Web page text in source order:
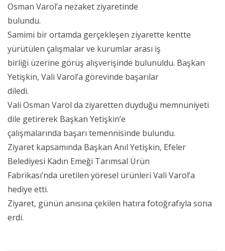
Osman Varol’a nezaket ziyaretinde
bulundu.
Samimi bir ortamda gerçekleşen ziyarette kentte
yürütülen çalışmalar ve kurumlar arası iş
birliği üzerine görüş alışverişinde bulunuldu. Başkan
Yetişkin, Vali Varol’a görevinde başarılar
diledi.
Vali Osman Varol da ziyaretten duyduğu memnuniyeti
dile getirerek Başkan Yetişkin’e
çalışmalarında başarı temennisinde bulundu.
Ziyaret kapsamında Başkan Anıl Yetişkin, Efeler
Belediyesi Kadın Emeği Tarımsal Ürün
Fabrikası’nda üretilen yöresel ürünleri Vali Varol’a
hediye etti.
Ziyaret, günün anısına çekilen hatıra fotoğrafıyla sona
erdi.